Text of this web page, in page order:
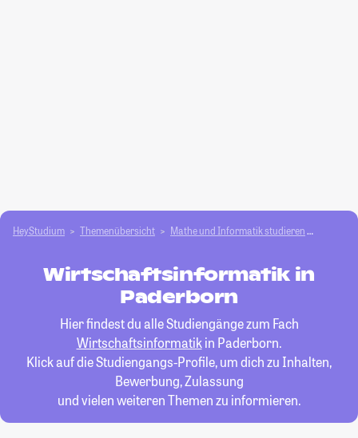
HeyStudium Themenübersicht Mathe und Informatik studieren
Wirtschaftsinformatik in
Paderborn
Hier findest du alle Studiengänge zum Fach
Wirtschaftsinformatikin Paderborn.
Klick auf die Studiengangs-Profile, um dich zu Inhalten,
Bewerbung, Zulassung
und vielen weiteren Themen zu informieren.